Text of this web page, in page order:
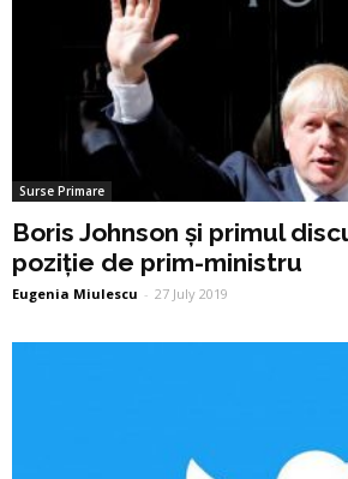
Surse Primare
Boris Johnson și primul
poziție de prim-ministru
Eugenia Miulescu - 27 July 2019